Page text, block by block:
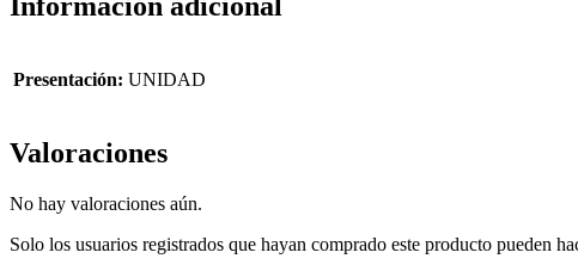
Presentación: UNIDAD
Valoraciones
No hay valoraciones aún.
Solo los usuarios registrados que hayan comprado este producto pueden